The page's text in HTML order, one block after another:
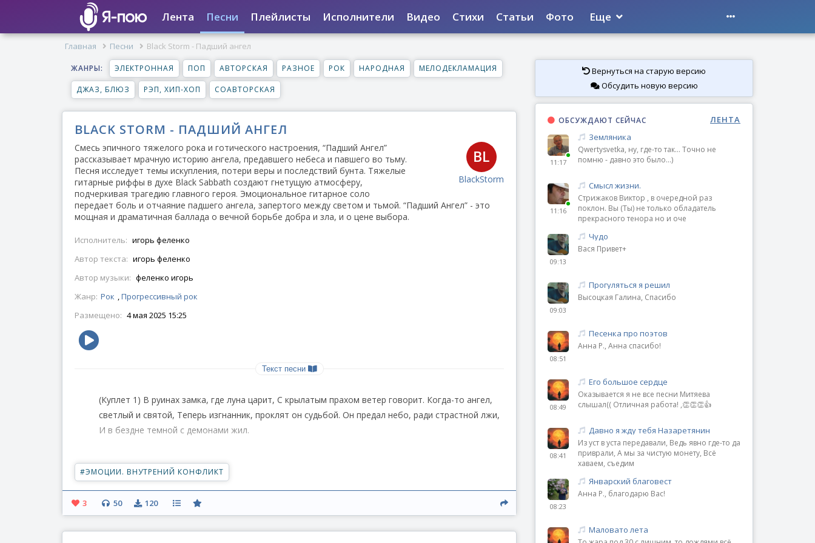
Лента Песни Плейлисты Исполнители Видео Стихи Статьи Фото Еще
Главная Песни Black Storm - Падший ангел
ЖАНРЫ: ЭЛЕКТРОННАЯ ПОП АВТОРСКАЯ РАЗНОЕ РОК НАРОДНАЯ МЕЛОДЕКЛАМАЦИЯ
ДЖАЗ, БЛЮЗ РЭП, ХИП-ХОП СОАВТОРСКАЯ
BLACK STORM - ПАДШИЙ АНГЕЛ
BlackStorm
Смесь эпичного тяжелого рока и готического настроения, “Падший Ангел”
рассказывает мрачную историю ангела, предавшего небеса и павшего во тьму.
Песня исследует темы искупления, потери веры и последствий бунта. Тяжелые
гитарные риффы в духе Black Sabbath создают гнетущую атмосферу,
подчеркивая трагедию главного героя. Эмоциональное гитарное соло
передает боль и отчаяние падшего ангела, запертого между светом и тьмой. “Падший Ангел” - это
мощная и драматичная баллада о вечной борьбе добра и зла, и о цене выбора.
Исполнитель: игорь феленко
Автор текста: игорь феленко
Автор музыки: феленко игорь
Жанр: Рок ,Прогрессивный рок
Размещено: 4 мая 2025 15:25
Текст песни
(Куплет 1) В руинах замка, где луна царит, С крылатым прахом ветер говорит. Когда-то ангел,
светлый и святой, Теперь изгнанник, проклят он судьбой. Он предал небо, ради страстной лжи,
И в бездне темной с демонами жил.
(Припев) Падший Ангел! Сломлены крыла! В глазах безумство, боль ему мила! Падший Ангел!
Черный как смола! Он помнит небо, но горит дотла!
#ЭМОЦИИ. ВНУТРЕНИЙ КОНФЛИКТ
3 50 120
Вернуться на старую версию
Обсудить новую версию
ОБСУЖДАЮТ СЕЙЧАС ЛЕНТА
11:17
Земляника
Qwertysvetka, ну, где-то так... Точно не
помню - давно это было...)
11:16
Смысл жизни.
Стрижаков Виктор , в очередной раз
поклон. Вы (Ты) не только обладатель
прекрасного тенора но и оче
09:13
Чудо
Вася Привет+
09:03
Прогуляться я решил
Высоцкая Галина, Спасибо
08:51
Песенка про поэтов
Анна Р., Анна спасибо!
08:49
Его большое сердце
Оказывается я не все песни Митяева
слышал(( Отличная работа! ,👏👏👏👍
08:41
Давно я жду тебя Назаретянин
Из уст в уста передавали, Ведь явно где-то да
приврали, А мы за чистую монету, Всё
хаваем, съедим
08:23
Январский благовест
Анна Р., благодарю Вас!
Маловато лета